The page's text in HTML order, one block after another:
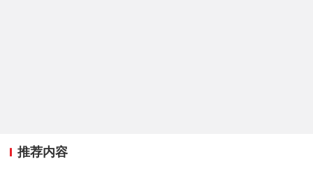
推荐内容